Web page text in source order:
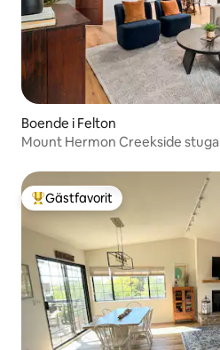
Boende i Felton
Mount Hermon Creekside stuga
Populär gästfavorit
Gästfavorit